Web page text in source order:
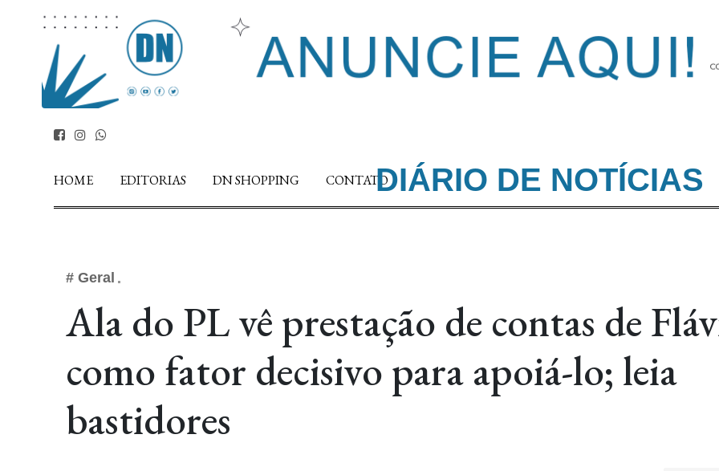
HOME EDITORIAS DN SHOPPING CONTATODIÁRIO DE NOTÍCIAS
# Geral
Ala do PL vê prestação de contas de
como fator decisivo para apoiá-lo; leia
bastidores